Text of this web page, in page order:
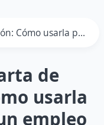
Plantilla de carta de presentación: Cómo usarla para postular a un empleo
de
usarla
empleo